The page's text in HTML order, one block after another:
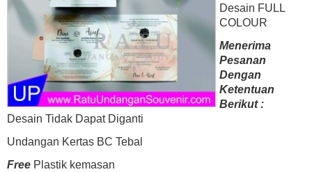
Desain FULL
COLOUR
Menerima
Pesanan
Dengan
Ketentuan
Berikut :
Desain Tidak Dapat Diganti
Undangan Kertas BC Tebal
Free Plastik kemasan